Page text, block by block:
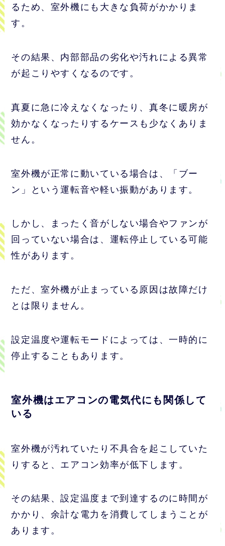
るため、室外機にも大きな負荷がかかりま
す。
その結果、内部部品の劣化や汚れによる異常
が起こりやすくなるのです。
真夏に急に冷えなくなったり、真冬に暖房が
効かなくなったりするケースも少なくありま
せん。
室外機が正常に動いている場合は、「ブー
ン」という運転音や軽い振動があります。
しかし、まったく音がしない場合やファンが
回っていない場合は、運転停止している可能
性があります。
ただ、室外機が止まっている原因は故障だけ
とは限りません。
設定温度や運転モードによっては、一時的に
停止することもあります。
室外機はエアコンの電気代にも関係して
いる
室外機が汚れていたり不具合を起こしていた
りすると、エアコン効率が低下します。
その結果、設定温度まで到達するのに時間が
かかり、余計な電力を消費してしまうことが
あります。